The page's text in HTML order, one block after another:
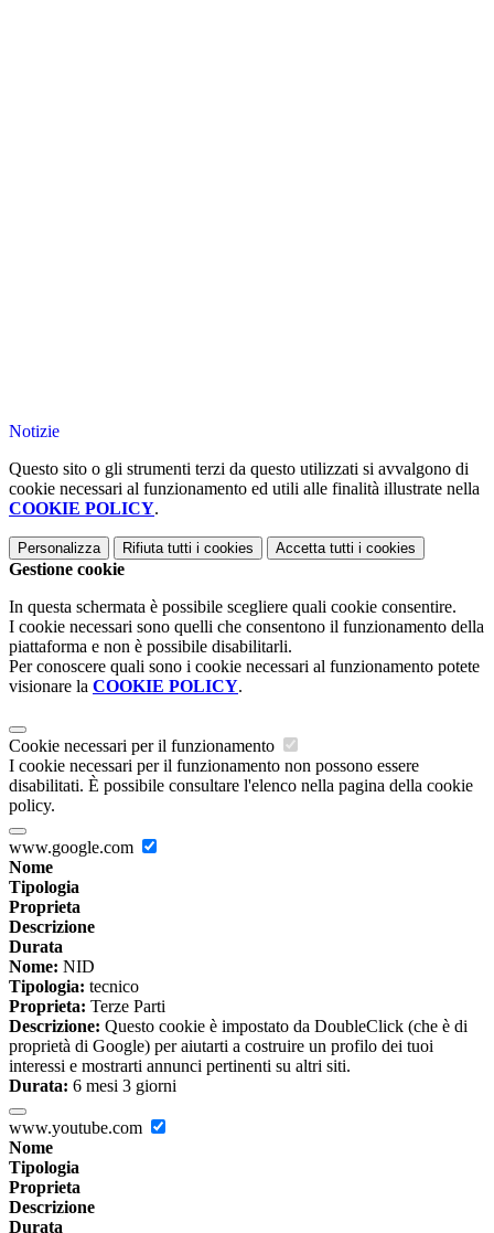
Notizie
Questo sito o gli strumenti terzi da questo utilizzati si avvalgono di
cookie necessari al funzionamento ed utili alle finalità illustrate nella
COOKIE POLICY.
Personalizza Rifiuta tutti i cookies Accetta tutti i cookies
Gestione cookie
In questa schermata è possibile scegliere quali cookie consentire.
I cookie necessari sono quelli che consentono il funzionamento della
piattaforma e non è possibile disabilitarli.
Per conoscere quali sono i cookie necessari al funzionamento potete
visionare la COOKIE POLICY.
Cookie necessari per il funzionamento
I cookie necessari per il funzionamento non possono essere
disabilitati. È possibile consultare l'elenco nella pagina della cookie
policy.
www.google.com
Nome
Tipologia
Proprieta
Descrizione
Durata
Nome: NID
Tipologia: tecnico
Proprieta: Terze Parti
Descrizione: Questo cookie è impostato da DoubleClick (che è di
proprietà di Google) per aiutarti a costruire un profilo dei tuoi
interessi e mostrarti annunci pertinenti su altri siti.
Durata: 6 mesi 3 giorni
www.youtube.com
Nome
Tipologia
Proprieta
Descrizione
Durata